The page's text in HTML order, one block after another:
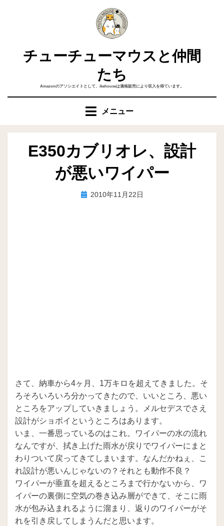
チューチューマウスと仲間
たち
Amazonのアソシエイトとして、ikehouseは適格販売により収入を得ています。
メニュー
E350カブリオレ、設計
が悪いワイパー
投稿者ike
投 2010年11月22日
さて、納車から4ヶ月、1万キロを超えてきました。そ
ろそろいろいろ分かってきたので、いいところ、悪い
ところをアップしていきましょう。メルセデスでさえ
設計がショボイというところはあります。
いま、一番思っているのはこれ。ワイパーの水の流れ
なんですが、拭き上げた雨水が戻りでワイパーにまと
わりついて戻ってきてしまいます。なんだかねぇ、こ
れ設計が悪いんじゃないの？それとも動作不良？
ワイパーが垂直を超えるところまで行かないから、ワ
イパーの裏側に空気の巻き込み層ができて、そこに雨
水が包み込まれるように溜まり、返りのワイパーがそ
れを引き戻してしまうんだと思います。